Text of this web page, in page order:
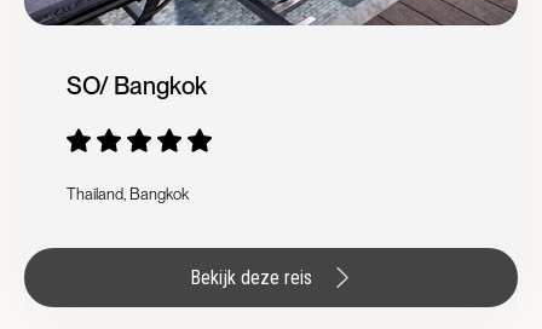
SO/ Bangkok
Thailand, Bangkok
Bekijk deze reis